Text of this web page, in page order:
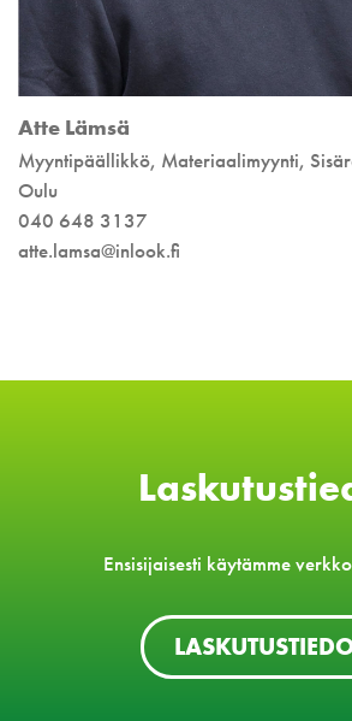
Atte Lämsä
Myyntipäällikkö, Materiaalimyynti,
Oulu
040 648 3137
atte.lamsa@inlook.fi
Ensisijaisesti käytämme